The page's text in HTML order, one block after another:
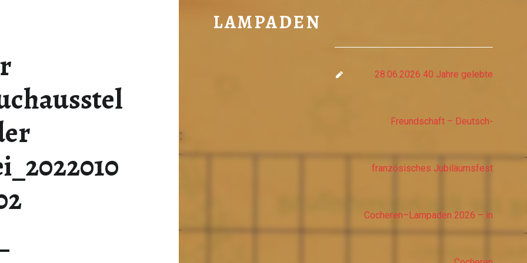
LAMPADEN
28.06.2026 40 Jahre gelebte
Freundschaft – Deutsch-
französisches Jubiläumsfest
Cocheren–Lampaden 2026 – in